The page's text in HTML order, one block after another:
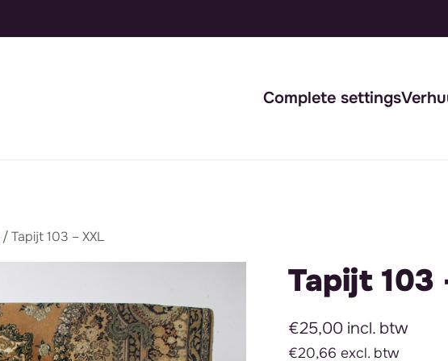
Complete settings
/ Tapijt 103 – XXL
Tapijt 103
€25,00 incl. btw
€20,66 excl. btw